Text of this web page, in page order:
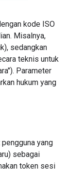
kode ISO
Misalnya,
sedangkan
teknis untuk
Parameter
hukum yang
yang
sebagai
token sesi